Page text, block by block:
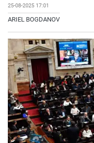
25-08-2025 17:01
ARIEL BOGDANOV